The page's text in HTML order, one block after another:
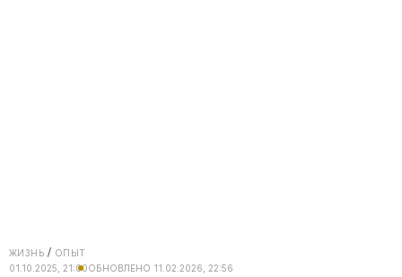
ЖИЗНЬ
ОПЫТ
01.10.2025, 21:00ОБНОВЛЕНО 11.02.2026, 22:56